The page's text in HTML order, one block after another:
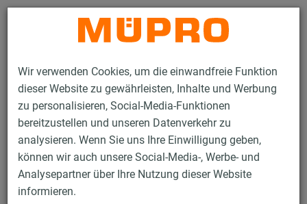
Wir verwenden Cookies, um die einwandfreie Funktion
dieser Website zu gewährleisten, Inhalte und Werbung
zu personalisieren, Social-Media-Funktionen
bereitzustellen und unseren Datenverkehr zu
analysieren. Wenn Sie uns Ihre Einwilligung geben,
können wir auch unsere Social-Media-, Werbe- und
Analysepartner über Ihre Nutzung dieser Website
informieren.
Kontakt
Produkte Dicht- und Schutzstoffe
Oberflächenbeschichtung
Zinkspray